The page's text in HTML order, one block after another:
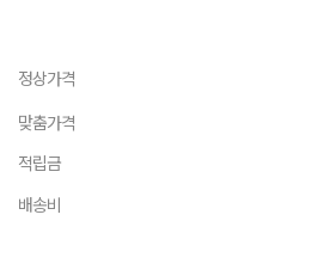
정상가격
맞춤가격
적립금
배송비